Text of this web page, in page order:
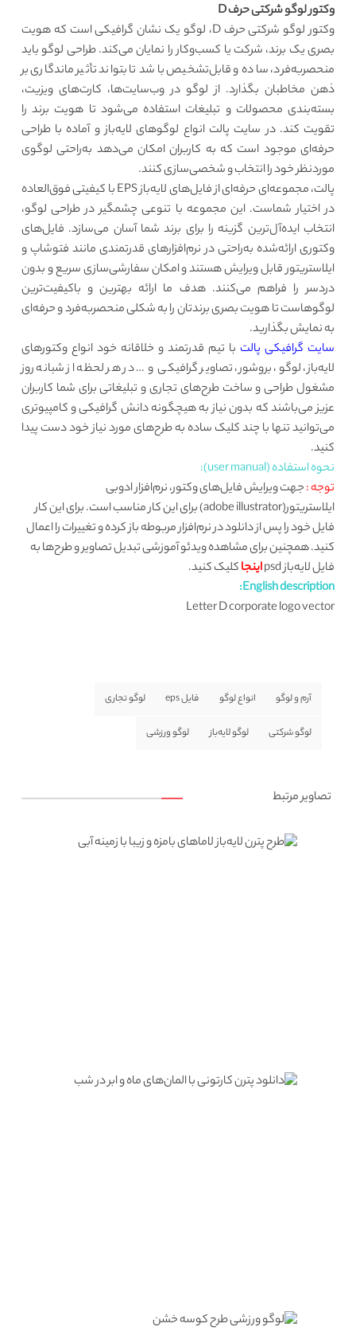
وکتور لوگو شرکتی حرف D
وکتور لوگو شرکتی حرف D،
لوگو یک نشان گرافیکی است که هویت
بصری یک برند، شرکت یا کسب‌وکار را نمایان می‌کند. طراحی لوگو باید
منحصربه‌فرد، ساده و قابل‌تشخیص باشد تا بتواند تأثیر ماندگاری بر
ذهن مخاطبان بگذارد. از لوگو در وب‌سایت‌ها، کارت‌های ویزیت،
بسته‌بندی محصولات و تبلیغات استفاده می‌شود تا هویت برند را
تقویت کند. در سایت پالت انواع لوگوهای لایه‌باز و آماده با طراحی
حرفه‌ای موجود است که به کاربران امکان می‌دهد به‌راحتی لوگوی
موردنظر خود را انتخاب و شخصی‌سازی کنند.
پالت، مجموعه‌ای حرفه‌ای از فایل‌های لایه‌باز EPS با کیفیتی فوق‌العاده
در اختیار شماست. این مجموعه با تنوعی چشمگیر در طراحی لوگو،
انتخاب ایده‌آل‌ترین گزینه را برای برند شما آسان می‌سازد. فایل‌های
وکتوری ارائه‌شده به‌راحتی در نرم‌افزارهای قدرتمندی مانند فتوشاپ و
ایلاستریتور قابل ویرایش هستند و امکان سفارشی‌سازی سریع و بدون
دردسر را فراهم می‌کنند. هدف ما ارائه بهترین و باکیفیت‌ترین
لوگوهاست تا هویت بصری برندتان را به شکلی منحصربه‌فرد و حرفه‌ای
به نمایش بگذارید.
سایت گرافیکی پالتبا تیم قدرتمند و خلاقانه خود انواع وکتورهای
لایه‌باز، لوگو، بروشور، تصاویر گرافیکی و … در هر لحظه از شبانه روز
مشغول طراحی و ساخت طرح‌های تجاری و تبلیغاتی برای شما کاربران
عزیز می‌باشند که بدون نیاز به هیچگونه دانش گرافیکی و کامپیوتری
می‌توانید تنها با چند کلیک ساده به طرح‌های مورد نیاز خود دست پیدا
کنید.
نحوه استفاده (user manual):
توجه :جهت ویرایش فایل‌های وکتور، نرم‌افزار ادوبی
ایلاستریتور(adobe illustrator) برای این کار مناسب است. برای این کار
فایل خود را پس از دانلود در نرم‌افزار مربوطه باز کرده و تغییرات را اعمال
کنید. همچنین برای مشاهده ویدئو آموزشی تبدیل تصاویر و طرح‌ها به
فایل لایه‌باز psd
اینجاکلیک کنید.
English description:
Letter D corporate logo vector
آرم و لوگو انواع لوگو فایل eps لوگو تجاری
لوگو شرکتی لوگو لایه‌باز لوگو ورزشی
تصاویر مرتبط